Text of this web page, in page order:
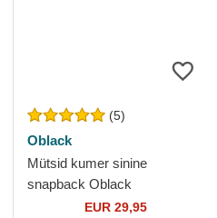
(5)
Oblack
Mütsid kumer sinine
snapback Oblack
EUR 29,95